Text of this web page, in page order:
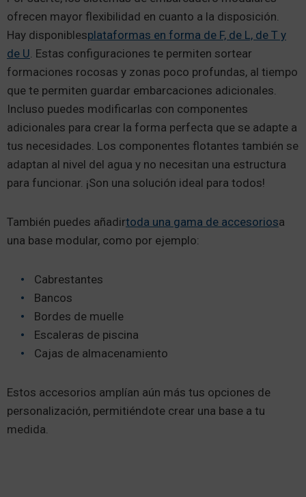
ofrecen mayor flexibilidad en cuanto a la disposición.
Hay disponiblesplataformas en forma de F, de L, de T y
de U. Estas configuraciones te permiten sortear
formaciones rocosas y zonas poco profundas, al tiempo
que te permiten guardar embarcaciones adicionales.
Incluso puedes modificarlas con componentes
adicionales para crear la forma perfecta que se adapte a
tus necesidades. Los componentes flotantes también se
adaptan al nivel del agua y no necesitan una estructura
para funcionar. ¡Son una solución ideal para todos!
También puedes añadirtoda una gama de accesoriosa
una base modular, como por ejemplo:
Cabrestantes
Bancos
Bordes de muelle
Escaleras de piscina
Cajas de almacenamiento
Estos accesorios amplían aún más tus opciones de
personalización, permitiéndote crear una base a tu
medida.